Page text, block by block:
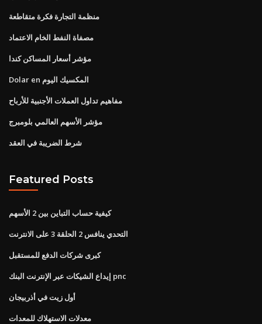
منظمة التجارة فكرة متقاطعة
مصفاة النفط الخام الاعتماد
مؤشر أسعار المساكن كندا
Dolar en المكسيك اليوم
مفاهيم تداول العملات الأجنبية للأرباح
مؤشر الأسهم العالمي بلومبرج
شرط الضريبة في العقد
Featured Posts
كيفية حساب التباين بين 2 الأسهم
التحدي ينافس 2 الحلقة 3 على الانترنت
كبرى شركات الدفع للمستقبل
إيداع الشيكات عبر الإنترنت البنك pnc
أول زيت في أذربيجان
معدلات الاستهلاك للمعدات